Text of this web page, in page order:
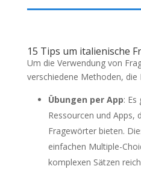
15 Tips um italienische
Um die Verwendung von
verschiedene Methoden, die
Übungen per App: Es
Ressourcen und Apps,
Fragewörter bieten.
einfachen Multiple-
komplexen Sätzen